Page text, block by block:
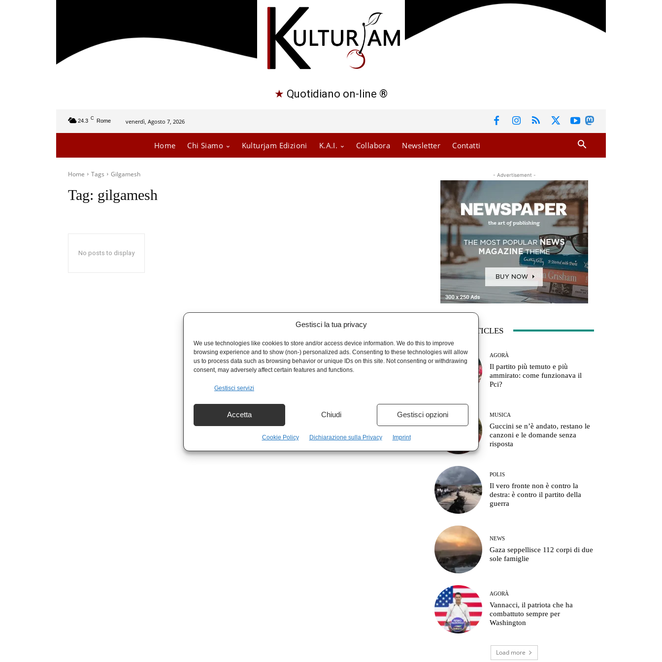
Gestisci la tua privacy
We use technologies like cookies to store and/or access device information. We do this to improve
browsing experience and to show (non-) personalized ads. Consenting to these technologies will allow
us to process data such as browsing behavior or unique IDs on this site. Not consenting or withdrawing
consent, may adversely affect certain features and functions.
Gestisci servizi
Accetta Chiudi Gestisci opzioni
Cookie Policy Dichiarazione sulla Privacy Imprint
★ Quotidiano on-line ®
24.3 C Rome venerdì, Agosto 7, 2026
Home Chi Siamo Kulturjam Edizioni K.A.I. Collabora Newsletter Contatti
Home Tags Gilgamesh
Tag: gilgamesh
No posts to display
- Advertisement -
LATEST ARTICLES
AGORÀ
Il partito più temuto e più
ammirato: come funzionava il
Pci?
MUSICA
Guccini se n’è andato, restano le
canzoni e le domande senza
risposta
POLIS
Il vero fronte non è contro la
destra: è contro il partito della
guerra
NEWS
Gaza seppellisce 112 corpi di due
sole famiglie
AGORÀ
Vannacci, il patriota che ha
combattuto sempre per
Washington
Load more